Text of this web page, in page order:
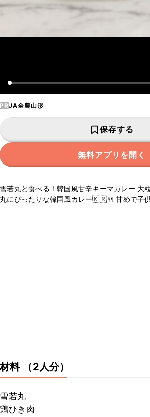
PRJA全農山形
保存する
無料アプリを開く
雪若丸と食べる！韓国風甘辛キーマカレー 大
丸にぴったりな韓国風カレー🇰🇷🍴 甘めで子
材料 （2人分）
雪若丸
鶏ひき肉